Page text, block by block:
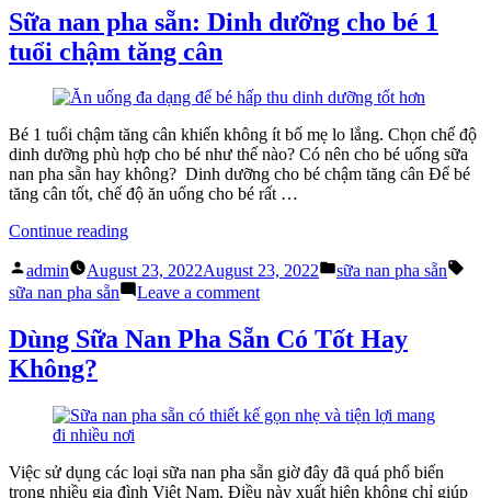
uống
sữa
nan
pha
sẵn
quá
nhiều?”
sao
không
bé
uống
sữa
nan
pha
sẵn
Sữa nan pha sẵn: Dinh dưỡng cho bé 1
tuổi chậm tăng cân
Bé 1 tuổi chậm tăng cân khiến không ít bố mẹ lo lắng. Chọn chế độ
dinh dưỡng phù hợp cho bé như thế nào? Có nên cho bé uống sữa
nan pha sẵn hay không? Dinh dưỡng cho bé chậm tăng cân Để bé
tăng cân tốt, chế độ ăn uống cho bé rất …
Continue reading“Sữa
pha
sẵn:
dưỡng
cho
tuổi
chậm
tăng
cân”
Posted
by
admin August 23, 2022August 23, 2022
Posted
sữa nan pha sẵn
sữa nan pha sẵn
Leave a commenton
nan
pha
dưỡng
cho
1
tuổi
Dùng Sữa Nan Pha Sẵn Có Tốt Hay
Không?
Việc sử dụng các loại sữa nan pha sẵn giờ đây đã quá phổ biến
trong nhiều gia đình Việt Nam. Điều này xuất hiện không chỉ giúp